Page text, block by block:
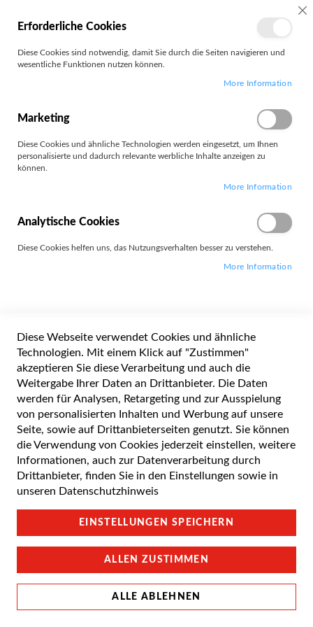
KONTO
X1 2-in-1 G9
Alle Preise inkl. gesetzlicher Mehrwertsteuer zuzüglich Versandkosten. Die
durchgestrichenen Preise entsprechen dem UVP des Herstellers. 5-7 Werktage
Cookie Einstellungen
Datenschutz und Cookie-Richtlinien
Support
Campus Bedingungen
Impressum
Erforderliche Cookies
Diese Cookies sind notwendig, damit Sie durch die Seiten navigieren und
wesentliche Funktionen nutzen können.
More Information
Marketing
Diese Cookies und ähnliche Technologien werden eingesetzt, um Ihnen
personalisierte und dadurch relevante werbliche Inhalte anzeigen zu
können.
More Information
Analytische Cookies
Diese Cookies helfen uns, das Nutzungsverhalten besser zu verstehen.
More Information
Diese Webseite verwendet Cookies und ähnliche
Technologien. Mit einem Klick auf "Zustimmen"
akzeptieren Sie diese Verarbeitung und auch die
Weitergabe Ihrer Daten an Drittanbieter. Die Daten
werden für Analysen, Retargeting und zur Ausspielung
von personalisierten Inhalten und Werbung auf unsere
Seite, sowie auf Drittanbieterseiten genutzt. Sie können
die Verwendung von Cookies jederzeit einstellen, weitere
Informationen, auch zur Datenverarbeitung durch
Drittanbieter, finden Sie in den Einstellungen sowie in
unseren Datenschutzhinweis
EINSTELLUNGEN SPEICHERN
ALLEN ZUSTIMMEN
ALLE ABLEHNEN